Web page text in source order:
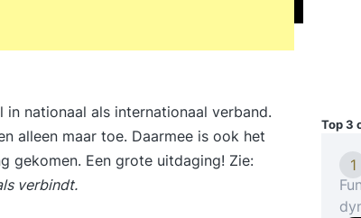
nationaal als internationaal verband.
alleen maar toe. Daarmee is ook het
gekomen. Een grote uitdaging! Zie:
verbindt.
Top 3
1